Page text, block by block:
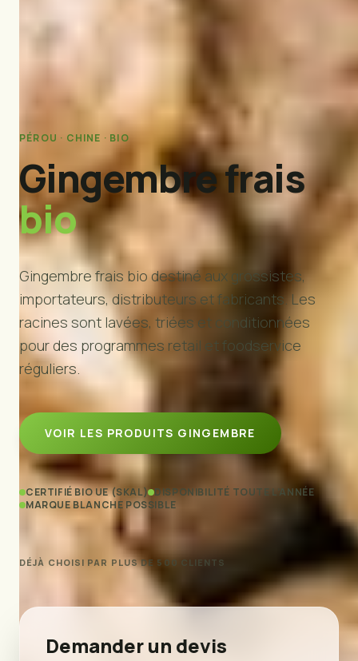
PÉROU · CHINE · BIO
Gingembre frais
bio
Gingembre frais bio destiné aux grossistes,
importateurs, distributeurs et fabricants. Les
racines sont lavées, triées et conditionnées
pour des programmes retail et foodservice
réguliers.
VOIR LES PRODUITS GINGEMBRE
CERTIFIÉ BIO UE (SKAL) DISPONIBILITÉ TOUTE L’ANNÉE
MARQUE BLANCHE POSSIBLE
DÉJÀ CHOISI PAR PLUS DE 500 CLIENTS
Demander un devis